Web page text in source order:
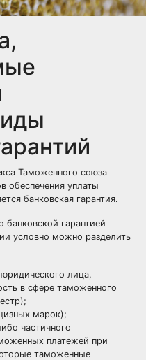
Таможенного союза
обеспечения уплаты
банковская гарантия.
банковской гарантией
условно можно разделить
лица,
в сфере таможенного
марок);
частичного
платежей при
таможенные